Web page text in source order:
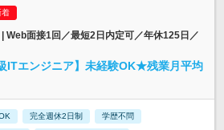
Web面接1回／最短2日内定可／年休125日／
ITエンジニア】未経験OK★残業月平均
完全週休2日制 学歴不問